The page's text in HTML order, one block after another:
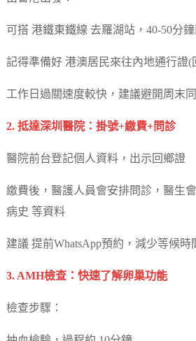
可搭 港鐵東鐵線 去羅湖站，40-50分
記得準備好 港澳居民來往內地通行證(
工作日過關速度較快，建議避開周末
2. 抵達深圳醫院：掛號+繳費+問診
醫院前台登記個人資料，出示回鄉證
繳費後，醫護人員會安排問診，醫生
病史 等資料
建議 提前WhatsApp預約，減少等候時
3. AMH檢查：快速了解卵巢功能
檢查步驟：